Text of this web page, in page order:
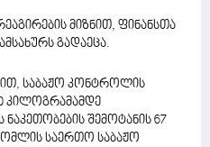
მიზნით, ფინანსთა
გადაეცა.
საბაჟო კონტროლის
კილოგრამამდე
შემოტანის 67
საერთო საბაჟო